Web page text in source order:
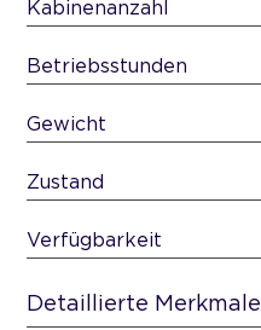
Kabinenanzahl
Betriebsstunden
Gewicht
Zustand
Verfügbarkeit
Detaillierte Merkmale